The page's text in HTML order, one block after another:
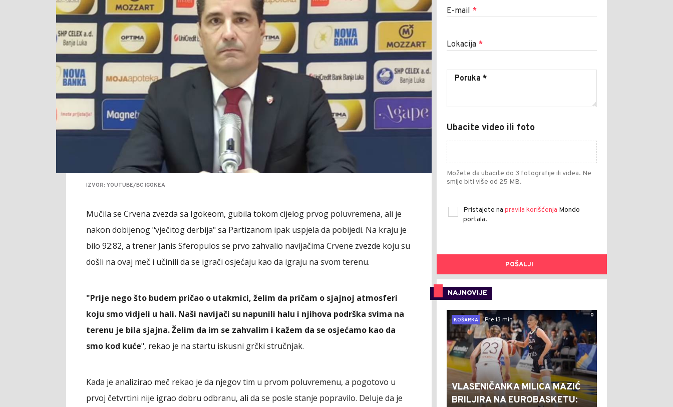
IZVOR: YOUTUBE/BC IGOKEA
Mučila se Crvena zvezda sa Igokeom, gubila tokom cijelog prvog poluvremena, ali je
nakon dobijenog "vječitog derbija" sa Partizanom ipak uspjela da pobijedi. Na kraju je
bilo 92:82, a trener Janis Sferopulos se prvo zahvalio navijačima Crvene zvezde koju su
došli na ovaj meč i učinili da se igrači osjećaju kao da igraju na svom terenu.
"Prije nego što budem pričao o utakmici, želim da pričam o sjajnoj atmosferi
koju smo vidjeli u hali. Naši navijači su napunili halu i njihova podrška svima na
terenu je bila sjajna. Želim da im se zahvalim i kažem da se osjećamo kao da
smo kod kuće", rekao je na startu iskusni grčki stručnjak.
Kada je analizirao meč rekao je da njegov tim u prvom poluvremenu, a pogotovo u
prvoj četvrtini nije igrao dobru odbranu, ali da se posle stanje popravilo. Deluje da je
E-mail *
Lokacija *
Ubacite video ili foto
Možete da ubacite do 3 fotografije ili videa. Ne
smije biti više od 25 MB.
Pristajete na pravila korišćenja Mondo
portala.
POŠALJI
NAJNOVIJE
0
KOŠARKA
Pre 13 min
VLASENIČANKA MILICA MAZIĆ
BRILJIRA NA EUROBASKETU: